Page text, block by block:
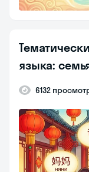
языка:
6132